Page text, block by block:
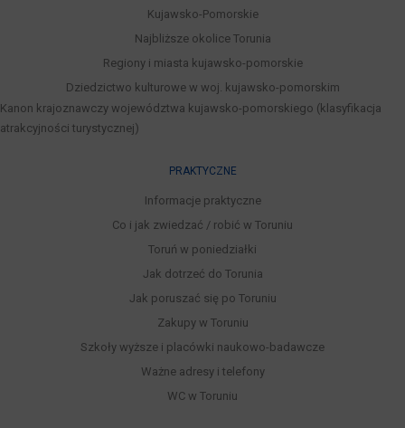
Kujawsko-Pomorskie
Najbliższe okolice Torunia
Regiony i miasta kujawsko-pomorskie
Dziedzictwo kulturowe w woj. kujawsko-pomorskim
Kanon krajoznawczy województwa kujawsko-pomorskiego (klasyfikacja
atrakcyjności turystycznej)
PRAKTYCZNE
Informacje praktyczne
Co i jak zwiedzać / robić w Toruniu
Toruń w poniedziałki
Jak dotrzeć do Torunia
Jak poruszać się po Toruniu
Zakupy w Toruniu
Szkoły wyższe i placówki naukowo-badawcze
Ważne adresy i telefony
WC w Toruniu